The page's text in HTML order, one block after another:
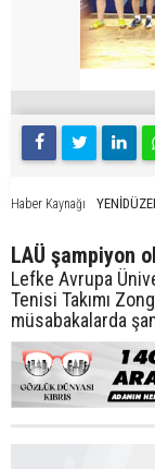
Haber Kaynağı
LAÜ şampiyon
Lefke Avrupa
Tenisi Takımı
müsabakalarda